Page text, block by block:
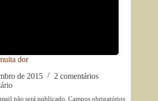
dor
de 2015
2 comentários
não será publicado. Campos obrigatórios